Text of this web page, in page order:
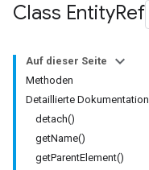
Class EntityRef
Auf dieser Seite
Methoden
Detaillierte Dokumentation
detach()
getName()
getParentElement()